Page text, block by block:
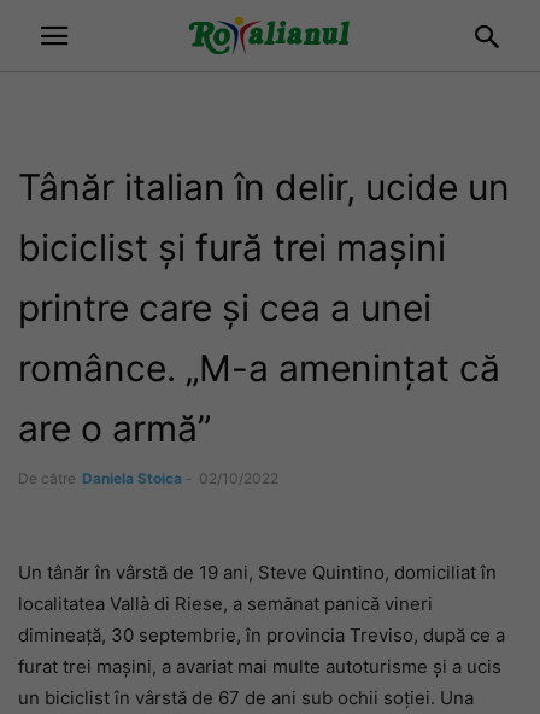
Tânăr italian în delir, ucide un
biciclist și fură trei mașini
printre care și cea a unei
românce. „M-a amenințat că
are o armă”
De către Daniela Stoica - 02/10/2022
Un tânăr în vârstă de 19 ani, Steve Quintino, domiciliat în
localitatea Vallà di Riese, a semănat panică vineri
dimineață, 30 septembrie, în provincia Treviso, după ce a
furat trei mașini, a avariat mai multe autoturisme și a ucis
un biciclist în vârstă de 67 de ani sub ochii soției. Una